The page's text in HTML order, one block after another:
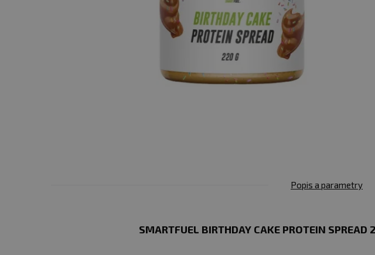
Popis a parametry
SMARTFUEL BIRTHDAY CAKE PROTEIN SPREAD